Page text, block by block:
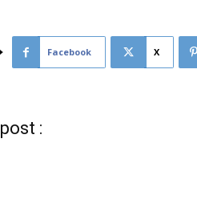
Facebook X
: